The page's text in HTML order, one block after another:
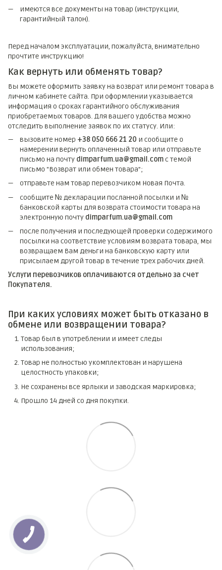
имеются все документы на товар (инструкции,
гарантийный талон).
Перед началом эксплуатации, пожалуйста, внимательно
прочтите инструкцию!
Как вернуть или обменять товар?
Вы можете оформить заявку на возврат или ремонт товара в
личном кабинете сайта. При оформлении указывается
информация о сроках гарантийного обслуживания
приобретаемых товаров. Для вашего удобства можно
отследить выполнение заявок по их статусу. Или:
вызовите номер +38 050 666 21 20 и сообщите о
намерении вернуть оплаченный товар или отправьте
письмо на почту dimparfum.ua@gmail.comс темой
письмо "Возврат или обмен товара";
отправьте нам товар перевозчиком Новая Почта.
сообщите № декларации посланной посылки и №
банковской карты для возврата стоимости товара на
электронную почту dimparfum.ua@gmail.com
после получения и последующей проверки содержимого
посылки на соответствие условиям возврата товара, мы
возвращаем Вам деньги на банковскую карту или
присылаем другой товар в течение трех рабочих дней.
Услуги перевозчиков оплачиваются отдельно за счет
Покупателя.
При каких условиях может быть отказано в
обмене или возвращении товара?
Товар был в употреблении и имеет следы
использования;
Товар не полностью укомплектован и нарушена
целостность упаковки;
Не сохранены все ярлыки и заводская маркировка;
Прошло 14 дней со дня покупки.